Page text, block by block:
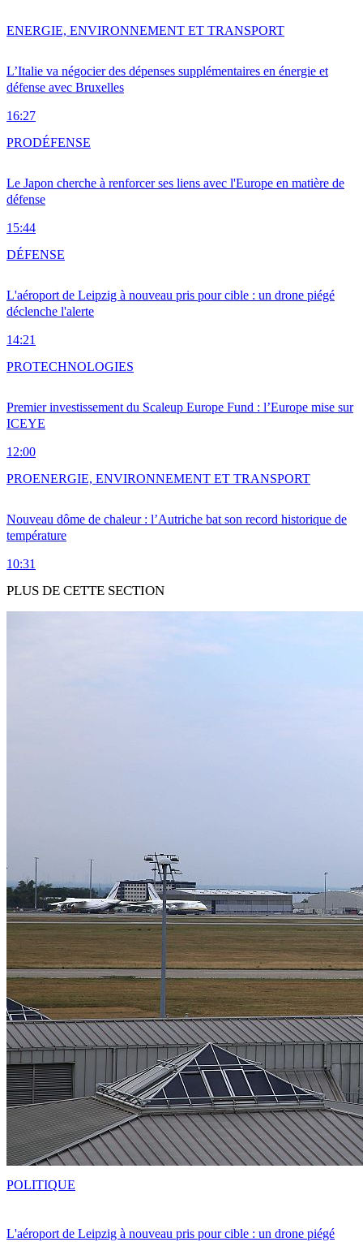
L’Italie va négocier des dépenses supplémentaires en énergie et
défense avec Bruxelles
16:27
ENERGIE, ENVIRONNEMENT ET TRANSPORT
Le Japon cherche à renforcer ses liens avec l'Europe en matière de
défense
15:44
PRODÉFENSE
L'aéroport de Leipzig à nouveau pris pour cible : un drone piégé
déclenche l'alerte
14:21
DÉFENSE
Premier investissement du Scaleup Europe Fund : l’Europe mise sur
ICEYE
12:00
PROTECHNOLOGIES
Nouveau dôme de chaleur : l’Autriche bat son record historique de
température
10:31
PROENERGIE, ENVIRONNEMENT ET TRANSPORT
PLUS DE CETTE SECTION
L'aéroport de Leipzig à nouveau pris pour cible : un drone piégé
POLITIQUE